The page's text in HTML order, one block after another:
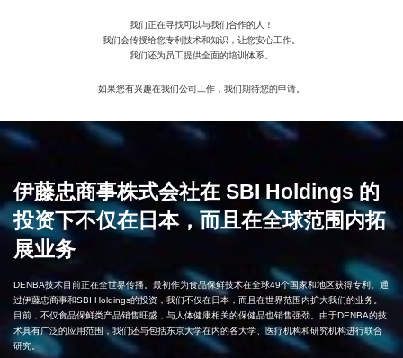
我们正在寻找可以与我们合作的人！
我们会传授给您专利技术和知识，让您安心工作。
我们还为员工提供全面的培训体系。
如果您有兴趣在我们公司工作，我们期待您的申请。
伊藤忠商事株式会社在 SBI Holdings 的
投资下不仅在日本，而且在全球范围内拓
展业务
DENBA技术目前正在全世界传播。最初作为食品保鲜技术在全球49个国家和地区获得专利。通
过伊藤忠商事和SBI Holdings的投资，我们不仅在日本，而且在世界范围内扩大我们的业务。
目前，不仅食品保鲜类产品销售旺盛，与人体健康相关的保健品也销售强劲。由于DENBA的技
术具有广泛的应用范围，我们还与包括东京大学在内的各大学、医疗机构和研究机构进行联合
研究。